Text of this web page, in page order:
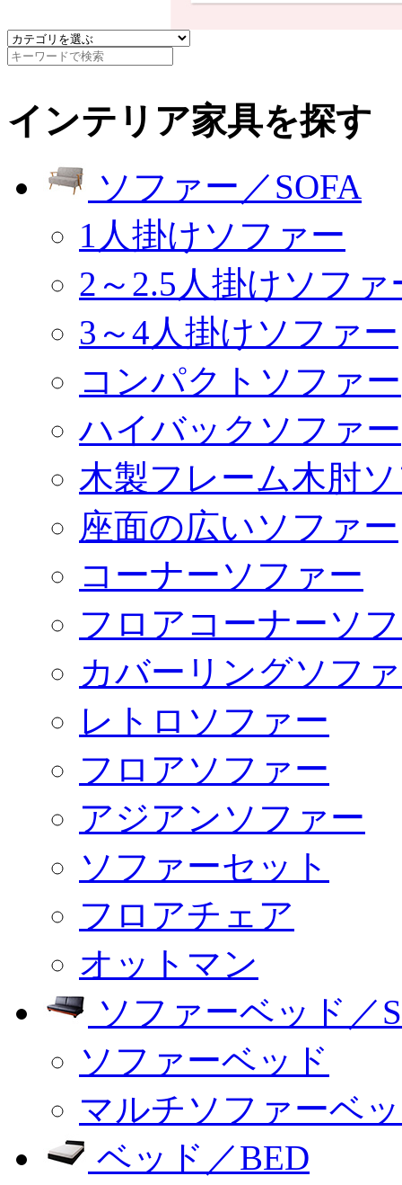
インテリア家具を探す
ソファー／SOFA
1人掛けソファー
2～2.5人掛けソファ
3～4人掛けソファー
コンパクトソファー
ハイバックソファー
木製フレーム木肘
座面の広いソファー
コーナーソファー
フロアコーナーソ
カバーリングソフ
レトロソファー
フロアソファー
アジアンソファー
ソファーセット
フロアチェア
オットマン
ソファーベッド／
ソファーベッド
マルチソファーベ
ベッド／BED